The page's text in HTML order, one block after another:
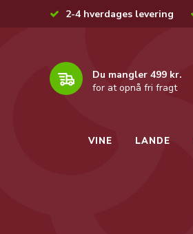
2-4 hverdages levering
Du mangler 499 kr.
for at opnå fri fragt
VINE LANDE